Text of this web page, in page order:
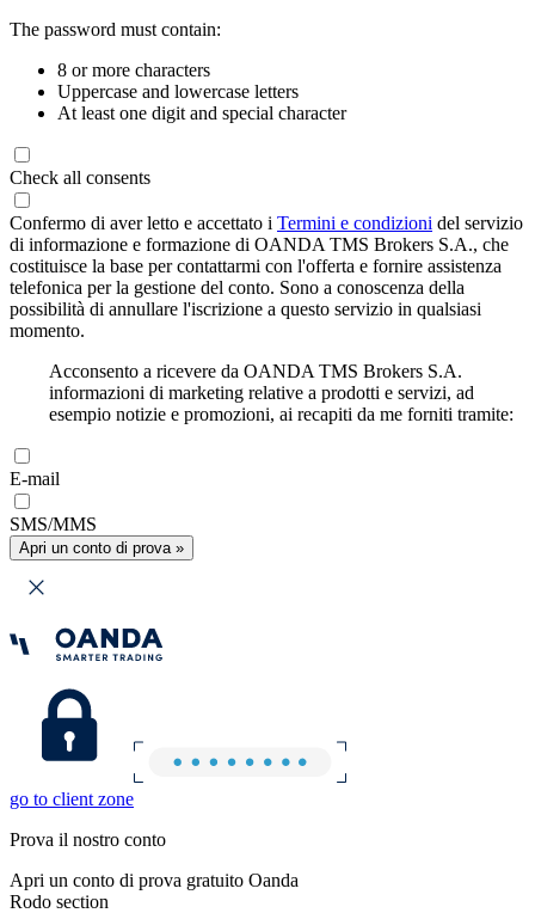
The password must contain:
8 or more characters
Uppercase and lowercase letters
At least one digit and special character
Check all consents
Confermo di aver letto e accettato i Termini e condizioni del servizio
di informazione e formazione di OANDA TMS Brokers S.A., che
costituisce la base per contattarmi con l'offerta e fornire assistenza
telefonica per la gestione del conto. Sono a conoscenza della
possibilità di annullare l'iscrizione a questo servizio in qualsiasi
momento.
Acconsento a ricevere da OANDA TMS Brokers S.A.
informazioni di marketing relative a prodotti e servizi, ad
esempio notizie e promozioni, ai recapiti da me forniti tramite:
E-mail
SMS/MMS
Apri un conto di prova »
go to client zone
Prova il nostro conto
Apri un conto di prova gratuito Oanda
Rodo section